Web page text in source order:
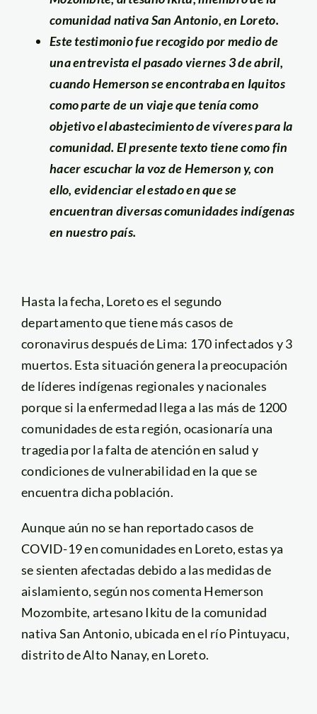
comunidad nativa San Antonio, en Loreto.
Este testimonio fue recogido por medio de
una entrevista el pasado viernes 3 de abril,
cuando Hemerson se encontraba en Iquitos
como parte de un viaje que tenía como
objetivo el abastecimiento de víveres para la
comunidad. El presente texto tiene como fin
hacer escuchar la voz de Hemerson y, con
ello, evidenciar el estado en que se
encuentran diversas comunidades indígenas
en nuestro país.
Hasta la fecha, Loreto es el segundo
departamento que tiene más casos de
coronavirus después de Lima: 170 infectados y 3
muertos. Esta situación genera la preocupación
de líderes indígenas regionales y nacionales
porque si la enfermedad llega a las más de 1200
comunidades de esta región, ocasionaría una
tragedia por la falta de atención en salud y
condiciones de vulnerabilidad en la que se
encuentra dicha población.
Aunque aún no se han reportado casos de
COVID-19 en comunidades en Loreto, estas ya
se sienten afectadas debido a las medidas de
aislamiento, según nos comenta Hemerson
Mozombite, artesano Ikitu de la comunidad
nativa San Antonio, ubicada en el río Pintuyacu,
distrito de Alto Nanay, en Loreto.